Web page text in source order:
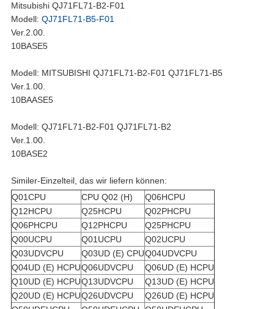
Mitsubishi QJ71FL71-B2-F01
Modell: QJ71FL71-B5-F01
Ver.2.00.
10BASE5
Modell: MITSUBISHI QJ71FL71-B2-F01 QJ71FL71-B5
Ver.1.00.
10BAASE5
Modell: QJ71FL71-B2-F01 QJ71FL71-B2
Ver.1.00.
10BASE2
Similer-Einzelteil, das wir liefern können:
Q01CPU
CPU Q02 (H)
Q06HCPU
Q12HCPU
Q25HCPU
Q02PHCPU
Q06PHCPU
Q12PHCPU
Q25PHCPU
Q00UCPU
Q01UCPU
Q02UCPU
Q03UDVCPU
Q03UD (E) CPUQ04UDVCPU
Q04UD (E) HCPUQ06UDVCPU
Q06UD (E) HCPU
Q10UD (E) HCPUQ13UDVCPU
Q13UD (E) HCPU
Q20UD (E) HCPUQ26UDVCPU
Q26UD (E) HCPU